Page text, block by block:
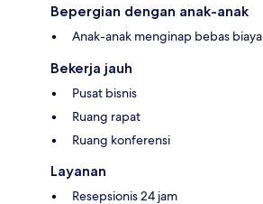
Bepergian dengan anak-anak
Anak-anak menginap bebas biaya
Bekerja jauh
Pusat bisnis
Ruang rapat
Ruang konferensi
Layanan
Resepsionis 24 jam